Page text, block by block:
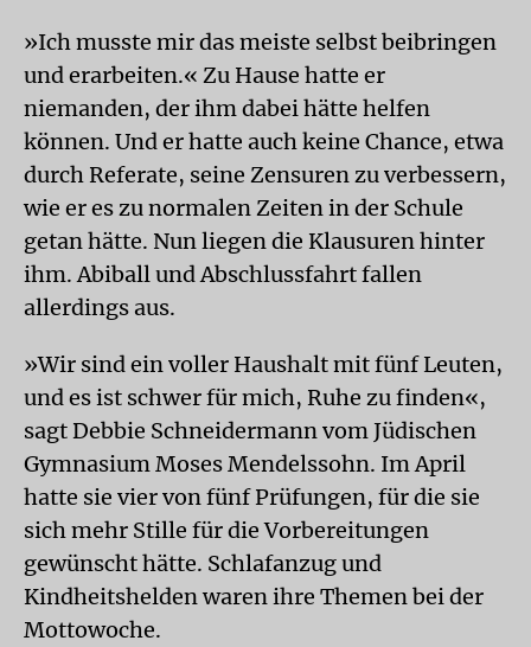
»Ich musste mir das meiste selbst beibringen
und erarbeiten.« Zu Hause hatte er
niemanden, der ihm dabei hätte helfen
können. Und er hatte auch keine Chance, etwa
durch Referate, seine Zensuren zu verbessern,
wie er es zu normalen Zeiten in der Schule
getan hätte. Nun liegen die Klausuren hinter
ihm. Abiball und Abschlussfahrt fallen
allerdings aus.
»Wir sind ein voller Haushalt mit fünf Leuten,
und es ist schwer für mich, Ruhe zu finden«,
sagt Debbie Schneidermann vom Jüdischen
Gymnasium Moses Mendelssohn. Im April
hatte sie vier von fünf Prüfungen, für die sie
sich mehr Stille für die Vorbereitungen
gewünscht hätte. Schlafanzug und
Kindheitshelden waren ihre Themen bei der
Mottowoche.